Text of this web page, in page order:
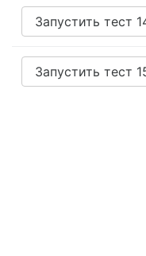
Запустить тест
Запустить тест